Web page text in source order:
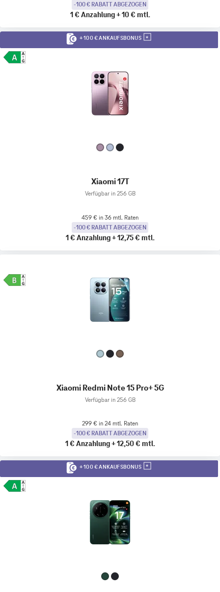
-100 € RABATT ABGEZOGEN
1 € Anzahlung+10 € mtl.
+ 100 € ANKAUFSBONUS
Xiaomi 17T
Verfügbar in 256 GB
459 € in 36 mtl. Raten
-100 € RABATT ABGEZOGEN
1 € Anzahlung+12,75 € mtl.
Xiaomi Redmi Note 15 Pro+ 5G
Verfügbar in 256 GB
299 € in 24 mtl. Raten
-100 € RABATT ABGEZOGEN
1 € Anzahlung+12,50 € mtl.
+ 100 € ANKAUFSBONUS